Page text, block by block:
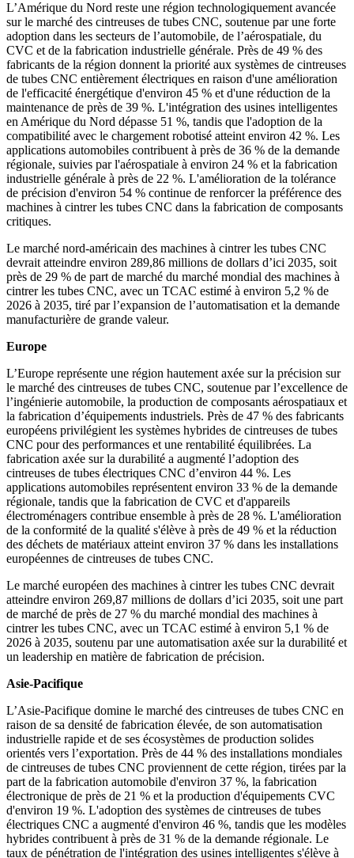
L’Amérique du Nord reste une région technologiquement avancée
sur le marché des cintreuses de tubes CNC, soutenue par une forte
adoption dans les secteurs de l’automobile, de l’aérospatiale, du
CVC et de la fabrication industrielle générale. Près de 49 % des
fabricants de la région donnent la priorité aux systèmes de cintreuses
de tubes CNC entièrement électriques en raison d'une amélioration
de l'efficacité énergétique d'environ 45 % et d'une réduction de la
maintenance de près de 39 %. L'intégration des usines intelligentes
en Amérique du Nord dépasse 51 %, tandis que l'adoption de la
compatibilité avec le chargement robotisé atteint environ 42 %. Les
applications automobiles contribuent à près de 36 % de la demande
régionale, suivies par l'aérospatiale à environ 24 % et la fabrication
industrielle générale à près de 22 %. L'amélioration de la tolérance
de précision d'environ 54 % continue de renforcer la préférence des
machines à cintrer les tubes CNC dans la fabrication de composants
critiques.
Le marché nord-américain des machines à cintrer les tubes CNC
devrait atteindre environ 289,86 millions de dollars d’ici 2035, soit
près de 29 % de part de marché du marché mondial des machines à
cintrer les tubes CNC, avec un TCAC estimé à environ 5,2 % de
2026 à 2035, tiré par l’expansion de l’automatisation et la demande
manufacturière de grande valeur.
Europe
L’Europe représente une région hautement axée sur la précision sur
le marché des cintreuses de tubes CNC, soutenue par l’excellence de
l’ingénierie automobile, la production de composants aérospatiaux et
la fabrication d’équipements industriels. Près de 47 % des fabricants
européens privilégient les systèmes hybrides de cintreuses de tubes
CNC pour des performances et une rentabilité équilibrées. La
fabrication axée sur la durabilité a augmenté l’adoption des
cintreuses de tubes électriques CNC d’environ 44 %. Les
applications automobiles représentent environ 33 % de la demande
régionale, tandis que la fabrication de CVC et d'appareils
électroménagers contribue ensemble à près de 28 %. L'amélioration
de la conformité de la qualité s'élève à près de 49 % et la réduction
des déchets de matériaux atteint environ 37 % dans les installations
européennes de cintreuses de tubes CNC.
Le marché européen des machines à cintrer les tubes CNC devrait
atteindre environ 269,87 millions de dollars d’ici 2035, soit une part
de marché de près de 27 % du marché mondial des machines à
cintrer les tubes CNC, avec un TCAC estimé à environ 5,1 % de
2026 à 2035, soutenu par une automatisation axée sur la durabilité et
un leadership en matière de fabrication de précision.
Asie-Pacifique
L’Asie-Pacifique domine le marché des cintreuses de tubes CNC en
raison de sa densité de fabrication élevée, de son automatisation
industrielle rapide et de ses écosystèmes de production solides
orientés vers l’exportation. Près de 44 % des installations mondiales
de cintreuses de tubes CNC proviennent de cette région, tirées par la
part de la fabrication automobile d'environ 37 %, la fabrication
électronique de près de 21 % et la production d'équipements CVC
d'environ 19 %. L'adoption des systèmes de cintreuses de tubes
électriques CNC a augmenté d'environ 46 %, tandis que les modèles
hybrides contribuent à près de 31 % de la demande régionale. Le
taux de pénétration de l'intégration des usines intelligentes s'élève à